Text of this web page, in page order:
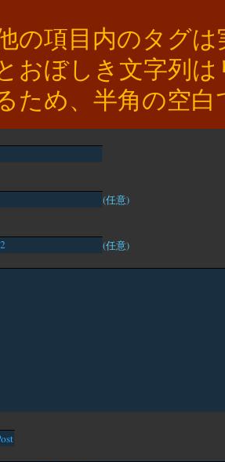
の項目内のタグ
おぼしき文字列
ため、半角の空
(任意)
(任意)